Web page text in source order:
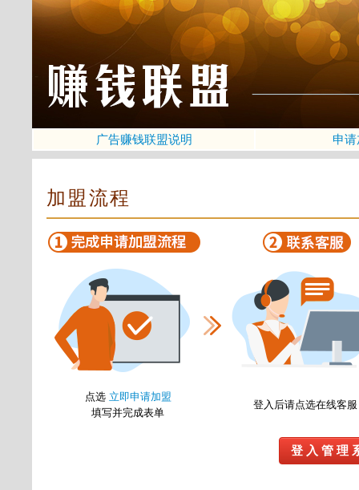
广告赚钱联盟说明 申
加盟流程
点选 立即申请加盟
填写并完成表单
登入后请点选在线客服
登 入 管 理